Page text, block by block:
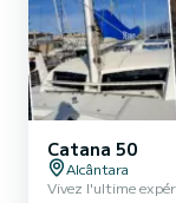
Catana 50
Alcântara
Vivez l'ultime